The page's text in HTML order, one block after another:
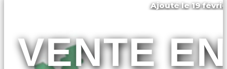
Ajouté le 19
VENTE EN